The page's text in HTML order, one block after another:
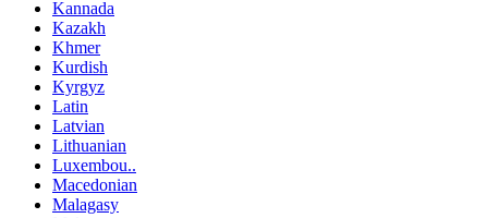
Kannada
Kazakh
Khmer
Kurdish
Kyrgyz
Latin
Latvian
Lithuanian
Luxembou..
Macedonian
Malagasy